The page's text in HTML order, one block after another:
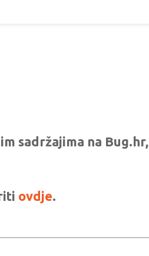
sadržajima na Bug.hr,
ovdje.